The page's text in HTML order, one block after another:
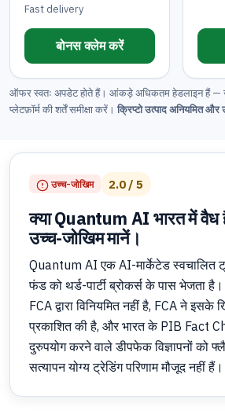
Fast delivery
बोनस क्लेम करें
ऑफर स्वतः अपडेट होते हैं। आंकड़े अधिकतम हेडलाइन हैं —
प्लेटफ़ॉर्म की शर्तें समीक्षा करें। क्रिप्टो उत्पाद अनियमित
उच्च-जोखिम 2.0 / 5
क्या Quantum AI भारत में वैध
उच्च-जोखिम मानें।
Quantum AI एक AI-मार्केटेड स्वचालित
फंड को थर्ड-पार्टी ब्रोकर्स के पास भेजता
FCA द्वारा विनियमित नहीं है, FCA ने इसके
प्रकाशित की है, और भारत के PIB Fact
दुरुपयोग करने वाले डीपफेक विज्ञापनों को
सत्यापन योग्य ट्रेडिंग परिणाम मौजूद नहीं